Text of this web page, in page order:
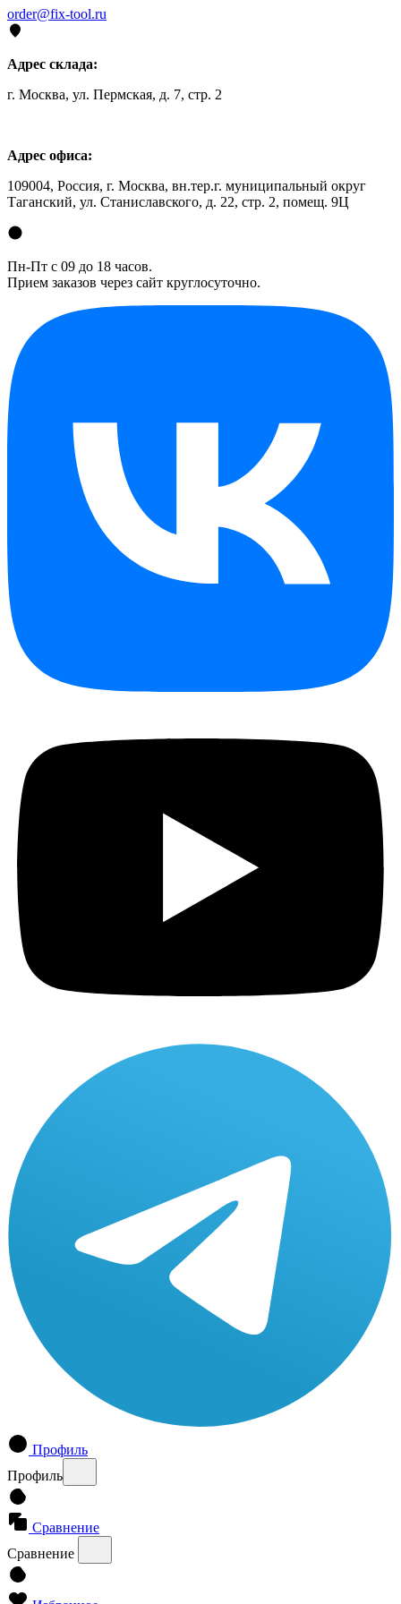
order@fix-tool.ru
Адрес склада:
г. Москва, ул. Пермская, д. 7, стр. 2
Адрес офиса:
109004, Россия, г. Москва, вн.тер.г. муниципальный округ
Таганский, ул. Станиславского, д. 22, стр. 2, помещ. 9Ц
Пн-Пт с 09 до 18 часов.
Прием заказов через сайт круглосуточно.
Профиль
Профиль
Сравнение
Сравнение